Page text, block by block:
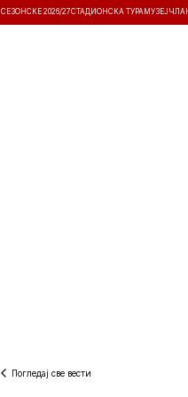
СЕЗОНСКЕ 2026/27СТАДИОНСКА ТУРА МУЗЕЈ
Погледај све вести